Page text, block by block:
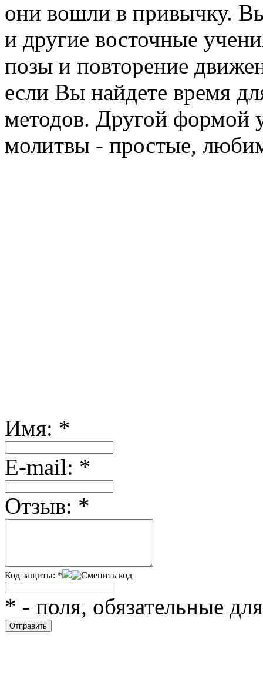
они вошли в привычку.
и другие восточные
позы и повторение
если Вы найдете время
методов. Другой формой
молитвы - простые,
Имя: *
Е-mail: *
Отзыв: *
Код защиты: *
* - поля, обязательные